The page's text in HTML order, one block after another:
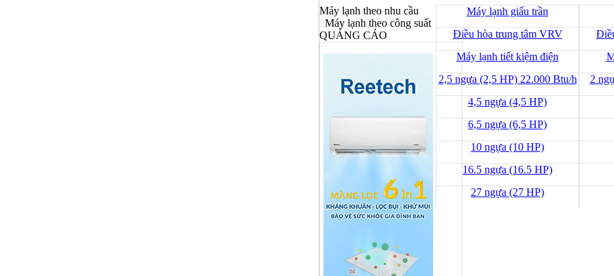
Máy lạnh giấu trần
Điều hòa trung tâm VRV
Máy lạnh theo nhu cầu
Máy lạnh tiết kiệm điện
Máy lạnh theo công suất
2
2,5 ngựa (2,5 HP) 22.000 Btu/h
4,5 ngựa (4,5 HP)
6,5 ngựa (6,5 HP)
10 ngựa (10 HP)
16.5 ngựa (16.5 HP)
27 ngựa (27 HP)
QUẢNG CÁO